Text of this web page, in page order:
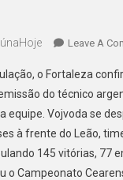
Leave A
o Fortaleza
do técnico
equipe. Vojvoda se
à frente do Leão,
145 vitórias, 77
o Campeonato